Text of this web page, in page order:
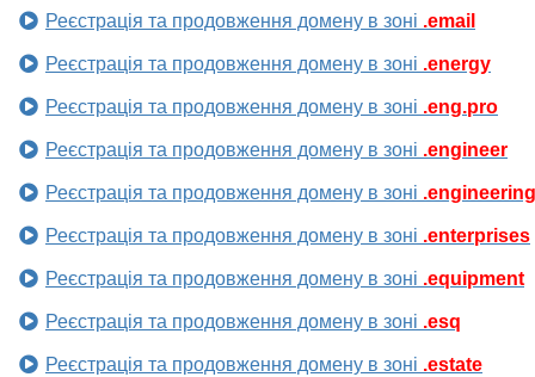
Реєстрація та продовження домену в зоні .email
Реєстрація та продовження домену в зоні .energy
Реєстрація та продовження домену в зоні .eng.pro
Реєстрація та продовження домену в зоні .engineer
Реєстрація та продовження домену в зоні .engineering
Реєстрація та продовження домену в зоні .enterprises
Реєстрація та продовження домену в зоні .equipment
Реєстрація та продовження домену в зоні .esq
Реєстрація та продовження домену в зоні .estate